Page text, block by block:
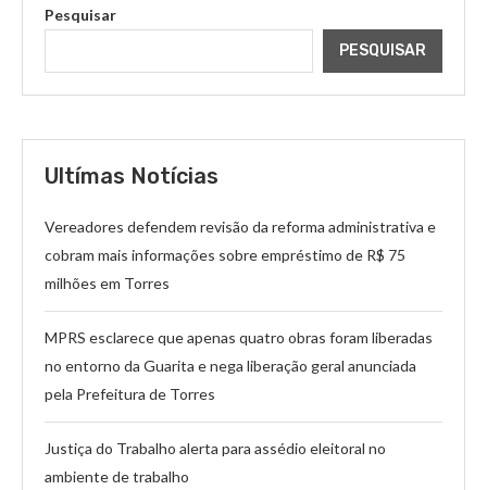
Pesquisar
PESQUISAR
Ultímas Notícias
Vereadores defendem revisão da reforma administrativa e
cobram mais informações sobre empréstimo de R$ 75
milhões em Torres
MPRS esclarece que apenas quatro obras foram liberadas
no entorno da Guarita e nega liberação geral anunciada
pela Prefeitura de Torres
Justiça do Trabalho alerta para assédio eleitoral no
ambiente de trabalho